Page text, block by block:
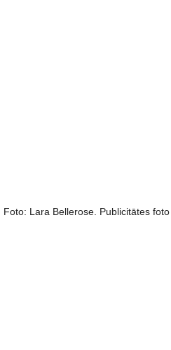
Foto: Lara Bellerose. Publicitātes foto